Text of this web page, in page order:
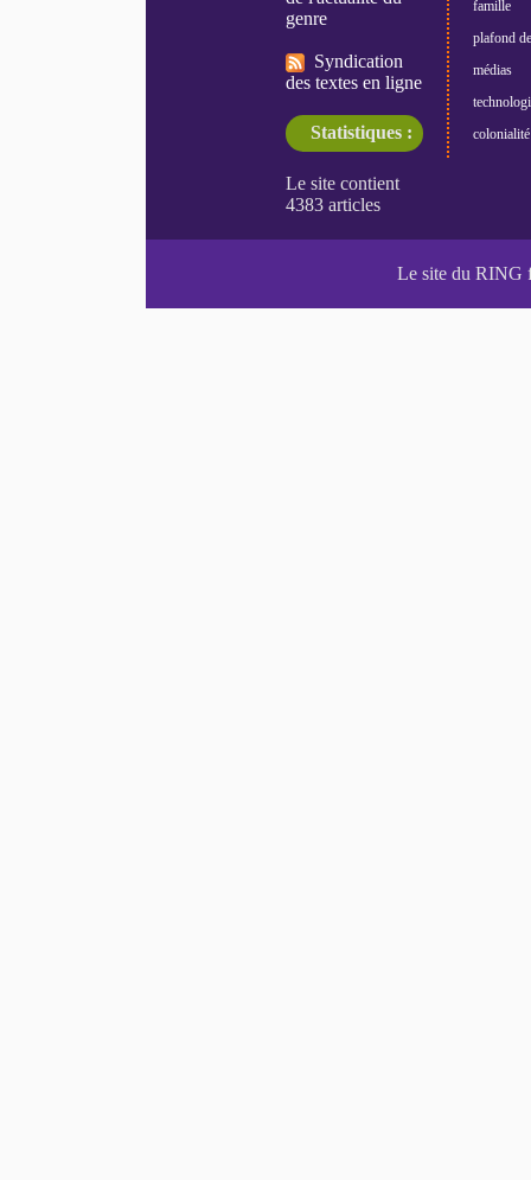
genre
Syndication
des textes en ligne
Statistiques :
famille
plafond
médias
colonialité
Le site du RING